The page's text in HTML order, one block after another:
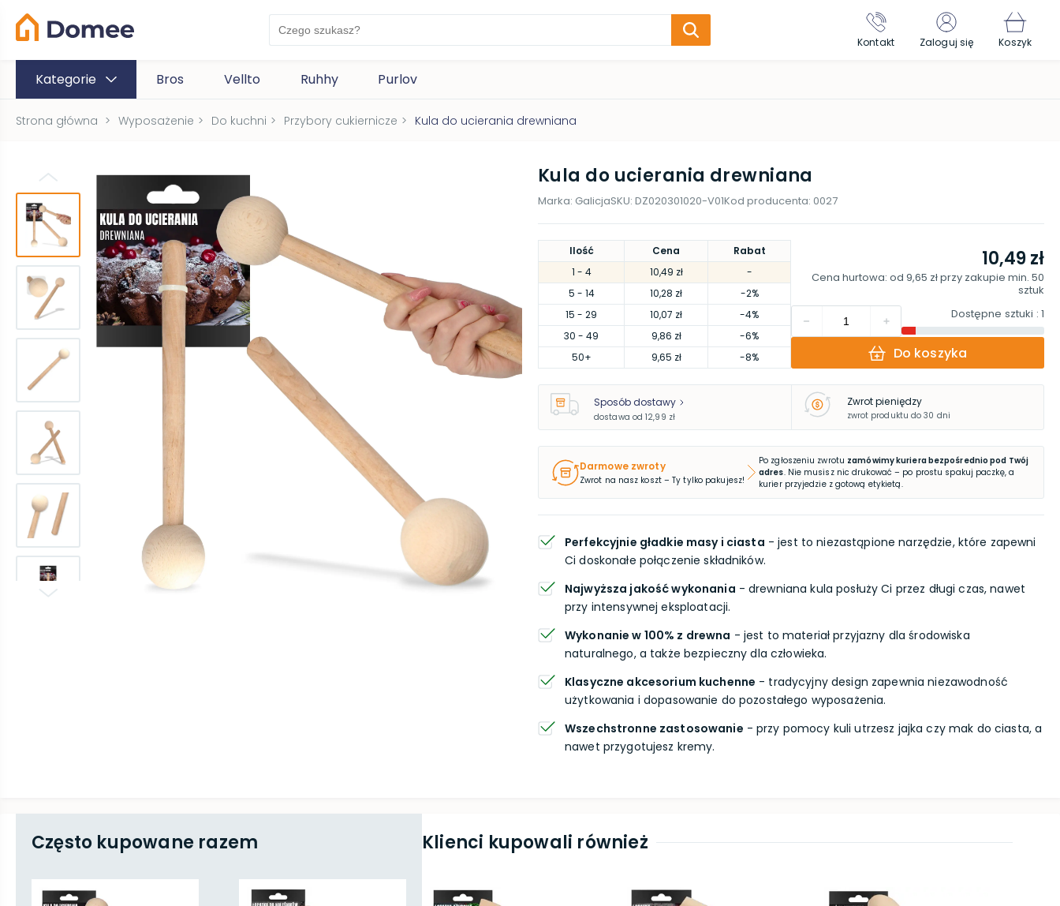
Kontakt Zaloguj się Koszyk
Kategorie Bros Vellto Ruhhy Purlov
Strona główna > Wyposażenie > Do kuchni > Przybory cukiernicze > Kula do ucierania drewniana
Kula do ucierania drewniana
Marka: GalicjaSKU: DZ020301020-V01Kod producenta: 0027
Ilość Cena
Rabat
1 - 4 10,49 zł
-
5 - 14 10,28 zł
-2%
15 - 29 10,07 zł
-4%
30 - 49 9,86 zł
-6%
50+ 9,65 zł -8%
10,49 zł
Cena hurtowa: od 9,65 złprzy zakupie min. 50
sztuk
Dostępne sztuki : 1
Do koszyka
Sposób dostawy
dostawa od 12,99 zł
Zwrot pieniędzy
zwrot produktu do 30 dni
Darmowe zwroty
Zwrot na nasz koszt – Ty tylko pakujesz!
Po zgłoszeniu zwrotu zamówimy kuriera bezpośrednio pod Twój
adres. Nie musisz nic drukować – po prostu spakuj paczkę, a
kurier przyjedzie z gotową etykietą.
Perfekcyjnie gładkie masy i ciasta - jest to niezastąpione narzędzie, które zapewni
Ci doskonałe połączenie składników.
Najwyższa jakość wykonania - drewniana kula posłuży Ci przez długi czas, nawet
przy intensywnej eksploatacji.
Wykonanie w 100% z drewna - jest to materiał przyjazny dla środowiska
naturalnego, a także bezpieczny dla człowieka.
Klasyczne akcesorium kuchenne - tradycyjny design zapewnia niezawodność
użytkowania i dopasowanie do pozostałego wyposażenia.
Wszechstronne zastosowanie - przy pomocy kuli utrzesz jajka czy mak do ciasta, a
nawet przygotujesz kremy.
Często kupowane razem Klienci kupowali również